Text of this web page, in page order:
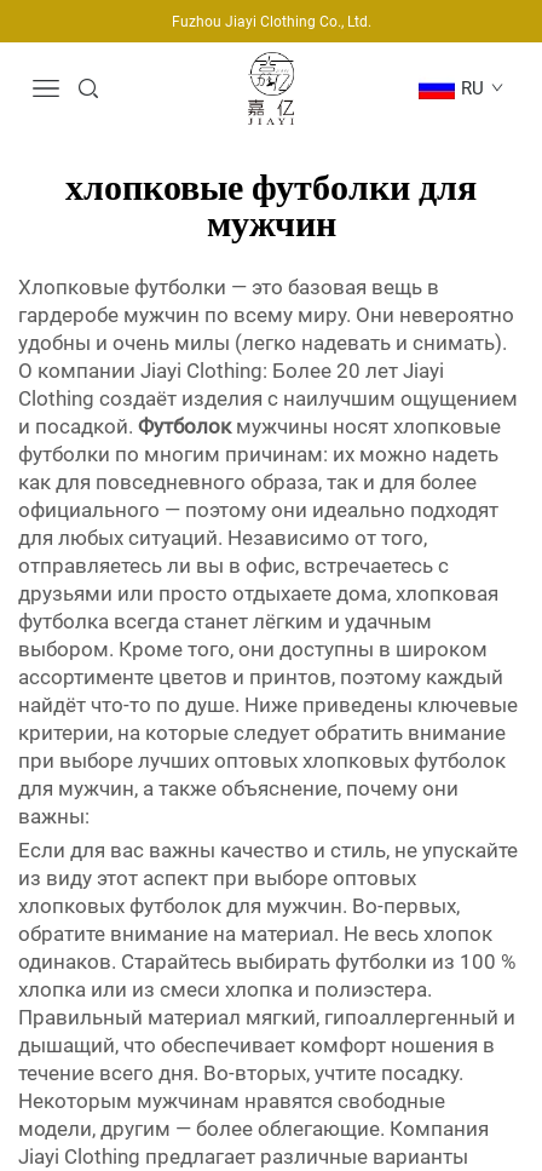
Fuzhou Jiayi Clothing Co., Ltd.
RU
хлопковые футболки для
мужчин
Хлопковые футболки — это базовая вещь в
гардеробе мужчин по всему миру. Они невероятно
удобны и очень милы (легко надевать и снимать).
О компании Jiayi Clothing: Более 20 лет Jiayi
Clothing создаёт изделия с наилучшим ощущением
и посадкой. Футболок мужчины носят хлопковые
футболки по многим причинам: их можно надеть
как для повседневного образа, так и для более
официального — поэтому они идеально подходят
для любых ситуаций. Независимо от того,
отправляетесь ли вы в офис, встречаетесь с
друзьями или просто отдыхаете дома, хлопковая
футболка всегда станет лёгким и удачным
выбором. Кроме того, они доступны в широком
ассортименте цветов и принтов, поэтому каждый
найдёт что-то по душе. Ниже приведены ключевые
критерии, на которые следует обратить внимание
при выборе лучших оптовых хлопковых футболок
для мужчин, а также объяснение, почему они
важны:
Если для вас важны качество и стиль, не упускайте
из виду этот аспект при выборе оптовых
хлопковых футболок для мужчин. Во-первых,
обратите внимание на материал. Не весь хлопок
одинаков. Старайтесь выбирать футболки из 100 %
хлопка или из смеси хлопка и полиэстера.
Правильный материал мягкий, гипоаллергенный и
дышащий, что обеспечивает комфорт ношения в
течение всего дня. Во-вторых, учтите посадку.
Некоторым мужчинам нравятся свободные
модели, другим — более облегающие. Компания
Jiayi Clothing предлагает различные варианты